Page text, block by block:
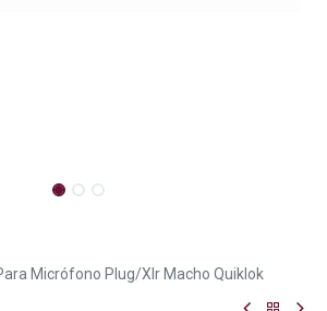
Micrófono Plug/Xlr Macho Quiklok